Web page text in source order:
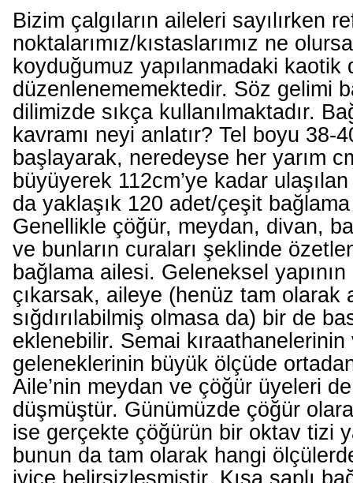
Bizim çalgıların aileleri sayılırken
noktalarımız/kıstaslarımız ne
koyduğumuz yapılanmadaki kaotik
düzenlenememektedir. Söz gelimi
dilimizde sıkça kullanılmaktadır.
kavramı neyi anlatır? Tel boyu 38-
başlayarak, neredeyse her yarım
büyüyerek 112cm’ye kadar
da yaklaşık 120 adet/çeşit
Genellikle çöğür, meydan, divan,
ve bunların curaları şeklinde
bağlama ailesi. Geleneksel yapının
çıkarsak, aileye (henüz tam olarak
sığdırılabilmiş olmasa da) bir de
eklenebilir. Semai kıraathanelerinin
geleneklerinin büyük ölçüde
Aile’nin meydan ve çöğür üyeleri
düşmüştür. Günümüzde çöğür
ise gerçekte çöğürün bir oktav tizi
bunun da tam olarak hangi
iyice belirsizleşmiştir. Kısa saplı